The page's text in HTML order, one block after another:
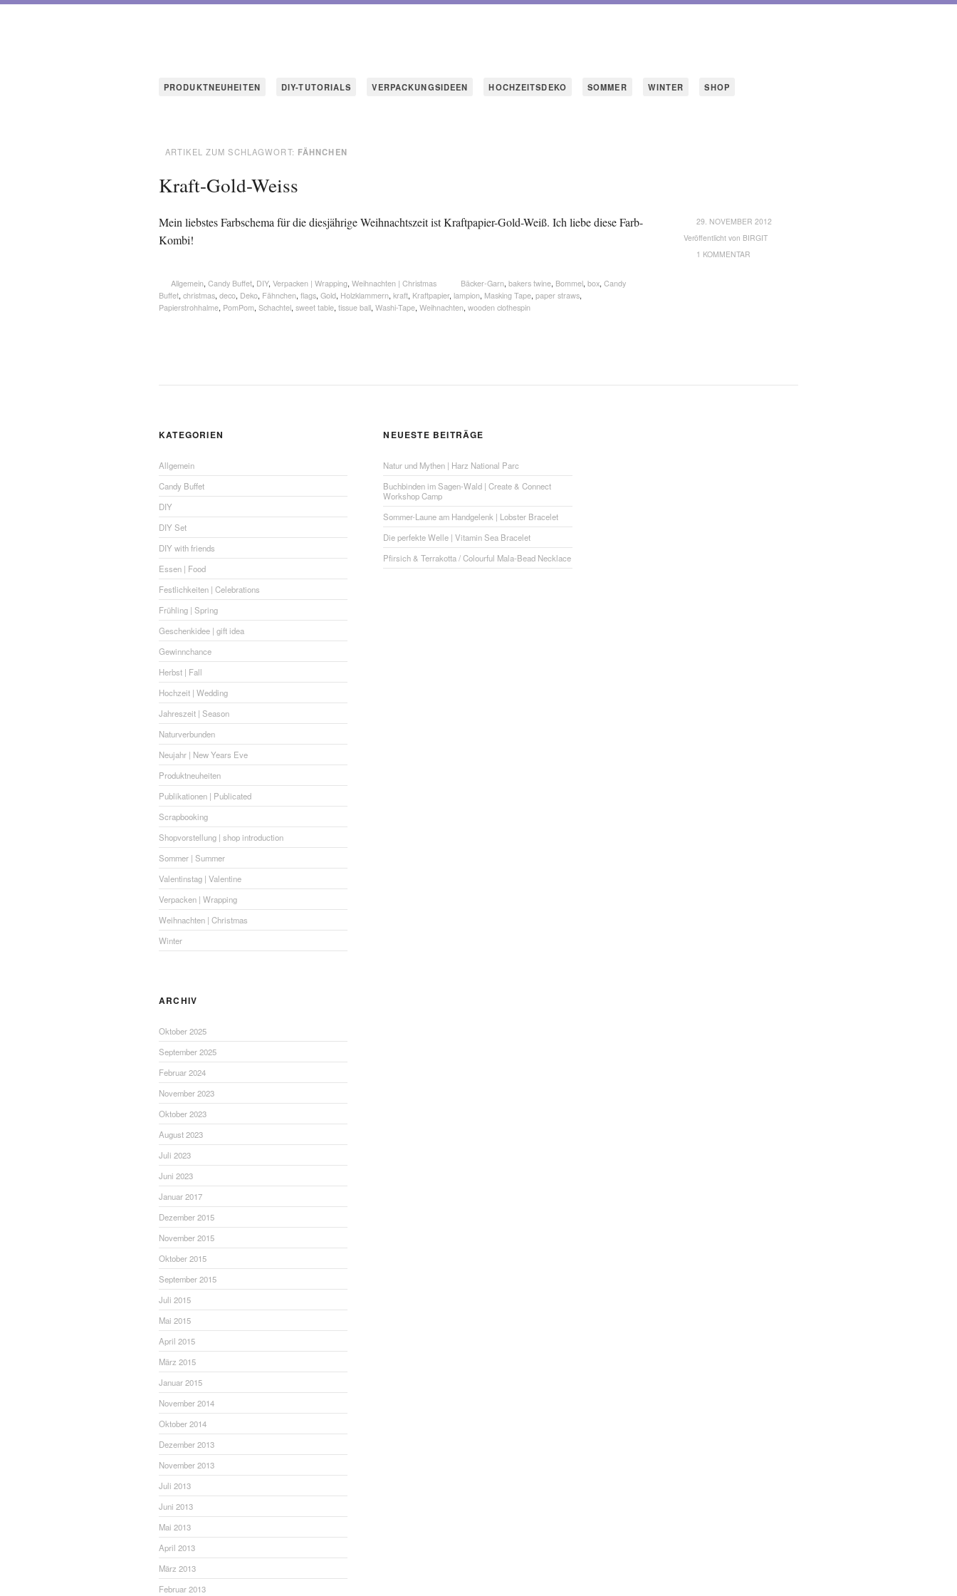
PRODUKTNEUHEITEN DIY-TUTORIALS VERPACKUNGSIDEEN HOCHZEITSDEKO SOMMER WINTER SHOP
ARTIKEL ZUM SCHLAGWORT: FÄHNCHEN
Kraft-Gold-Weiss
29. NOVEMBER 2012
Veröffentlicht von BIRGIT
1 KOMMENTAR
Mein liebstes Farbschema für die diesjährige Weihnachtszeit ist Kraftpapier-Gold-Weiß. Ich liebe diese Farb-
Kombi!
Allgemein, Candy Buffet, DIY, Verpacken | Wrapping, Weihnachten | Christmas Bäcker-Garn, bakers twine, Bommel, box, Candy
Buffet, christmas, deco, Deko, Fähnchen, flags, Gold, Holzklammern, kraft, Kraftpapier, lampion, Masking Tape, paper straws,
Papierstrohhalme, PomPom, Schachtel, sweet table, tissue ball, Washi-Tape, Weihnachten, wooden clothespin
KATEGORIEN
Allgemein
Candy Buffet
DIY
DIY Set
DIY with friends
Essen | Food
Festlichkeiten | Celebrations
Frühling | Spring
Geschenkidee | gift idea
Gewinnchance
Herbst | Fall
Hochzeit | Wedding
Jahreszeit | Season
Naturverbunden
Neujahr | New Years Eve
Produktneuheiten
Publikationen | Publicated
Scrapbooking
Shopvorstellung | shop introduction
Sommer | Summer
Valentinstag | Valentine
Verpacken | Wrapping
Weihnachten | Christmas
Winter
ARCHIV
Oktober 2025
September 2025
Februar 2024
November 2023
Oktober 2023
August 2023
Juli 2023
Juni 2023
Januar 2017
Dezember 2015
November 2015
Oktober 2015
September 2015
Juli 2015
Mai 2015
April 2015
März 2015
Januar 2015
November 2014
Oktober 2014
Dezember 2013
November 2013
Juli 2013
Juni 2013
Mai 2013
April 2013
März 2013
Februar 2013
NEUESTE BEITRÄGE
Natur und Mythen | Harz National Parc
Buchbinden im Sagen-Wald | Create & Connect
Workshop Camp
Sommer-Laune am Handgelenk | Lobster Bracelet
Die perfekte Welle | Vitamin Sea Bracelet
Pfirsich & Terrakotta / Colourful Mala-Bead Necklace